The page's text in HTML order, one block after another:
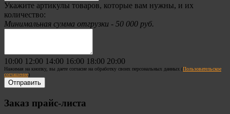
Укажите артикулы товаров, которые вам нужны, и их
количество:
Минимальная сумма отгрузки - 50 000 руб.
10:00 12:00 14:00 16:00 18:00 20:00
Нажимая на кнопку, вы даете согласие на обработку своих персональных данных (Пользовательское
соглашение)
Заказ прайс-листа